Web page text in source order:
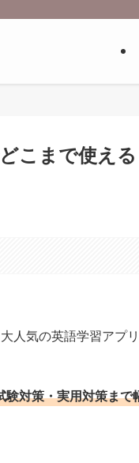
こまで使え
人気の英語学習アプリ
験対策・実用対策ま